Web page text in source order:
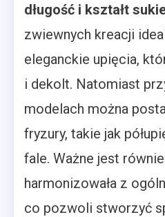
długość i kształt
zwiewnych kreacji
eleganckie upięcia,
i dekolt. Natomiast
modelach można
fryzury, takie jak
fale. Ważne jest
harmonizowała z
co pozwoli stworzyć